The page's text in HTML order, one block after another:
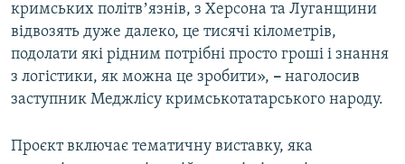
кримських політвʼязнів, з Херсона та Луганщини
відвозять дуже далеко, це тисячі кілометрів,
подолати які рідним потрібні просто гроші і знання
з логістики, як можна це зробити», – наголосив
заступник Меджлісу кримськотатарського народу.
Проєкт включає тематичну виставку, яка